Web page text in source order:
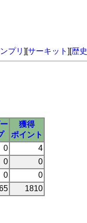
プリ ][サーキット ][歴史
獲得
ポイント
0
4
0
0
0
0
1810